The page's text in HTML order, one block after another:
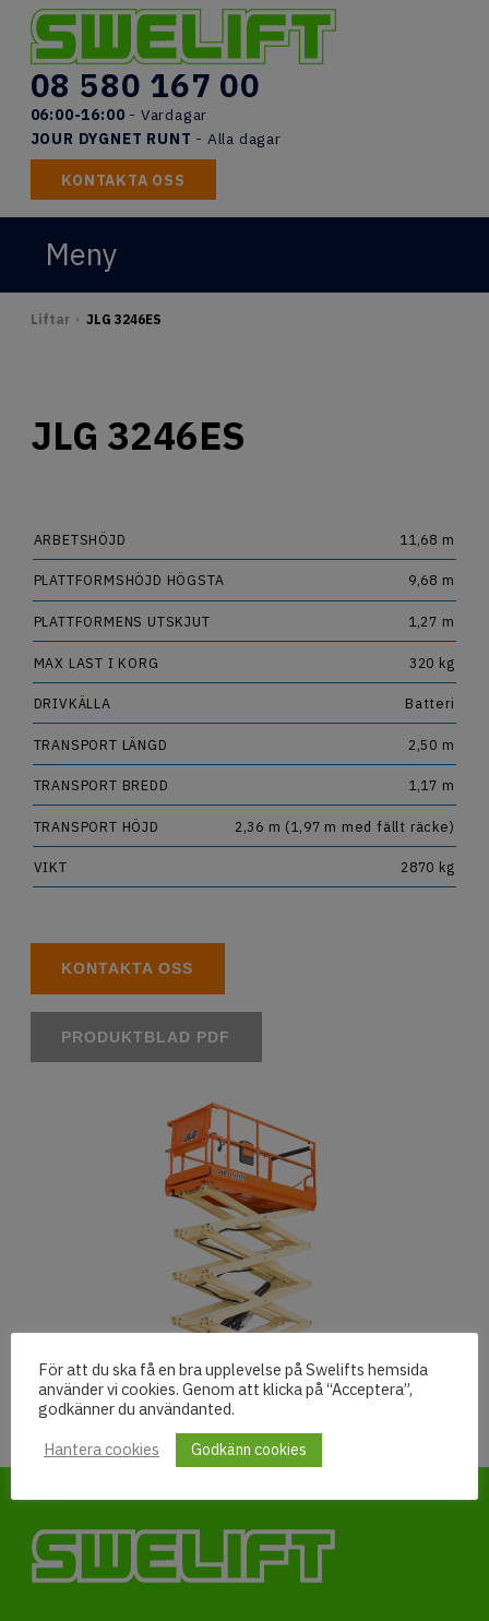
content
08 580 167 00
06:00-16:00 - Vardagar
JOUR DYGNET RUNT - Alla dagar
KONTAKTA OSS
Meny
START
DOKUMENT
JOBBA HOS OSS
Liftar > JLG 3246ES
JLG 3246ES
ARBETSHÖJD 11,68 m
PLATTFORMSHÖJD HÖGSTA 9,68 m
PLATTFORMENS UTSKJUT 1,27 m
MAX LAST I KORG 320 kg
DRIVKÄLLA Batteri
TRANSPORT LÄNGD 2,50 m
TRANSPORT BREDD 1,17 m
TRANSPORT HÖJD 2,36 m (1,97 m med fällt räcke)
VIKT 2870 kg
KONTAKTA OSS
PRODUKTBLAD PDF
För att du ska få en bra upplevelse på Swelifts hemsida
använder vi cookies. Genom att klicka på “Acceptera”,
godkänner du användanted.
Hantera cookies
Godkänn cookies